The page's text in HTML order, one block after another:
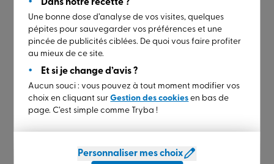
Si vous préférez un ton plus chaleureux, glissez dans
les anglesdes bouquets de sapin avec quelques
baies rouges ou un petit rideau lumineux à l’intérieur.
Dans notre recette ?
Une bonne dose d’analyse de vos visites, quelques
pépites pour sauvegarder vos préférences et une
pincée de publicités ciblées. De quoi vous faire profiter
au mieux de ce site.
Et si je change d’avis ?
Aucun souci : vous pouvez à tout moment modifier vos
choix en cliquant surGestion des cookies en bas de
page. C’est simple comme Tryba !
Personnaliser mes choix